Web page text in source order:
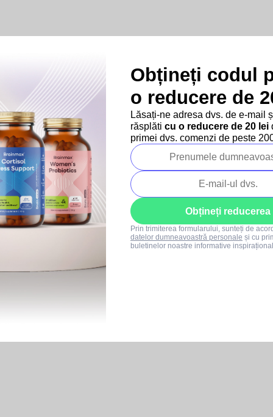
Obțineți codul
o reducere de
Lăsați-ne adresa dvs. de e-mail
răsplăti cu o reducere de 20 lei
primei dvs. comenzi de peste
Obțineți reducerea
Prin trimiterea formularului, sunteți de
datelor dumneavoastră personale și cu
buletinelor noastre informative